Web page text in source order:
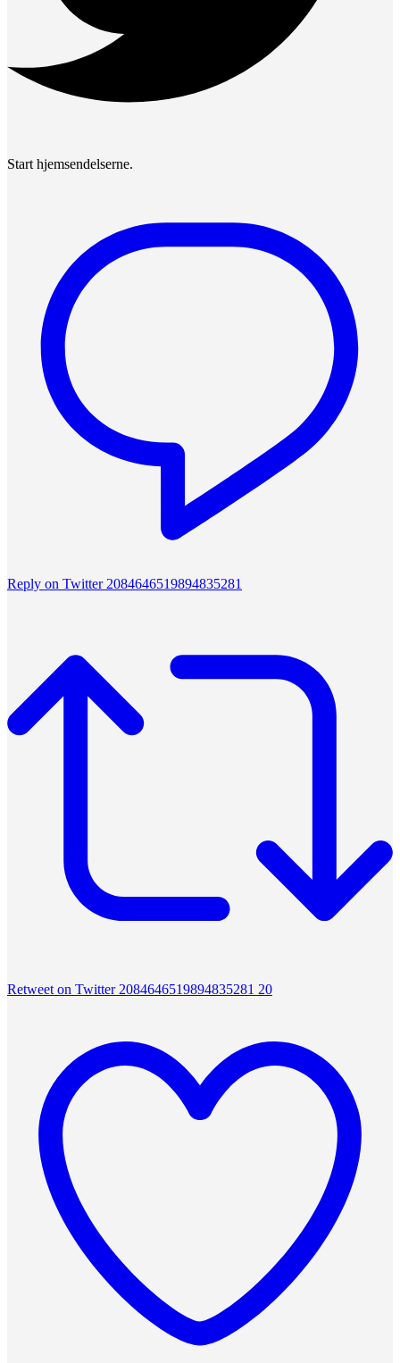
Start hjemsendelserne.
Reply on Twitter 2084646519894835281
Retweet on Twitter 2084646519894835281 20